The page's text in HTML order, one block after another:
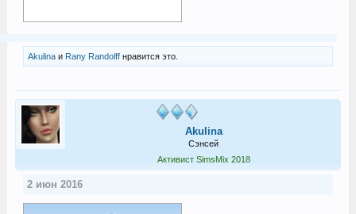
Akulinaи Rany Randolffнравится это.
Akulina
Сэнсей
Активист SimsMix 2018
2 июн 2016